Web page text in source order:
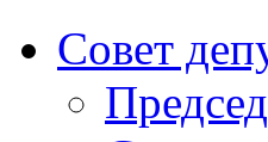
Совет